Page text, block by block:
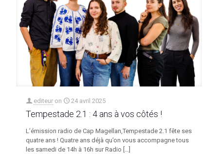
editeur on 24 avril 2025
Tempestade 2.1 : 4 ans à vos côtés !
L’émission radio de Cap Magellan,Tempestade 2.1 fête ses
quatre ans ! Quatre ans déjà qu’on vous accompagne tous
les samedi de 14h à 16h sur Radio […]